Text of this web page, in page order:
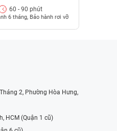
60 - 90 phút
6 tháng, Bảo hành rơi vỡ
2, Phường Hòa Hưng,
HCM (Quận 1 cũ)